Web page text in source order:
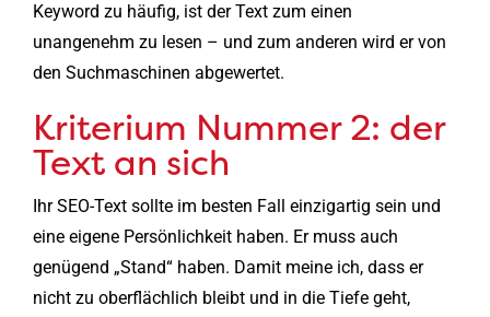
Keyword zu häufig, ist der Text zum einen
unangenehm zu lesen – und zum anderen wird er von
den Suchmaschinen abgewertet.
Kriterium Nummer 2: der
Text an sich
Ihr SEO-Text sollte im besten Fall einzigartig sein und
eine eigene Persönlichkeit haben. Er muss auch
genügend „Stand“ haben. Damit meine ich, dass er
nicht zu oberflächlich bleibt und in die Tiefe geht,